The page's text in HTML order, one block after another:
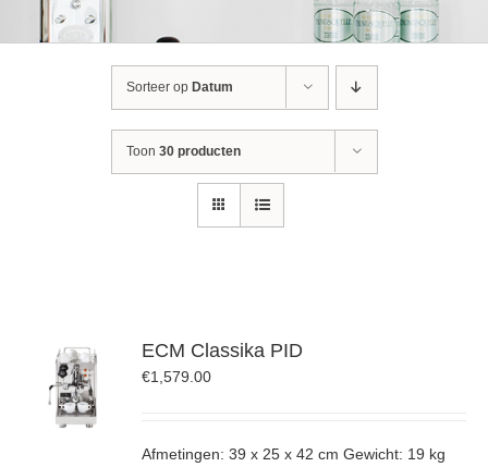
Sorteer op Datum
Toon 30 producten
ECM Classika PID
€1,579.00
Afmetingen: 39 x 25 x 42 cm Gewicht: 19 kg